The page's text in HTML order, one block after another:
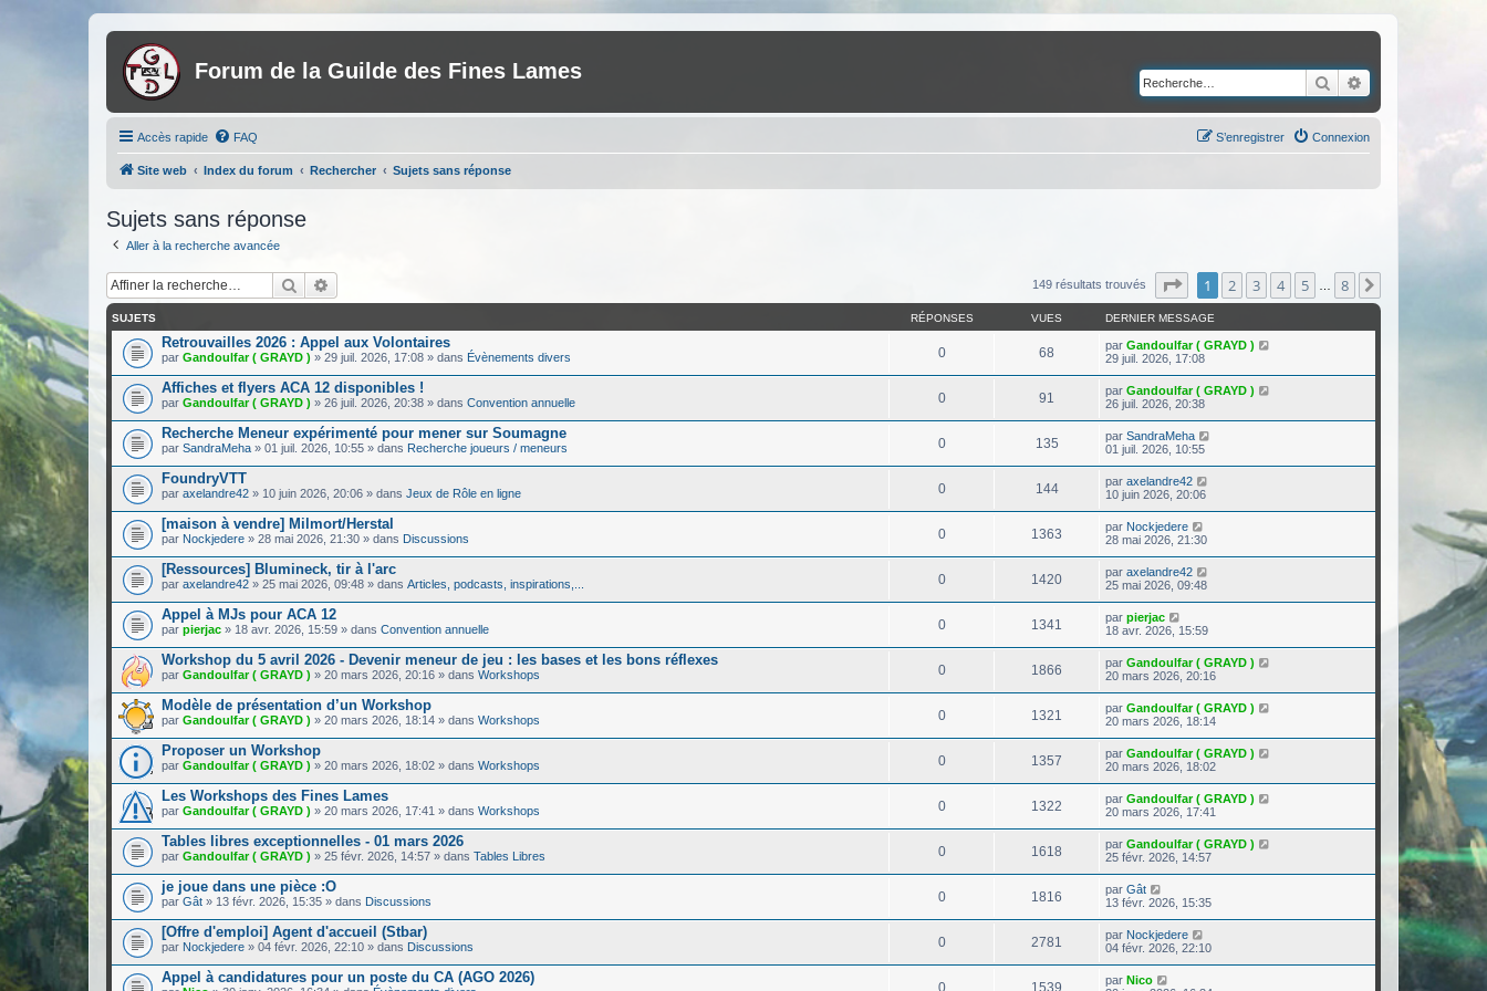
Forum de la Guilde des Fines Lames Rechercher
Accès rapide FAQ Connexion
S’enregistrer
Site web Index du forum Rechercher Sujets sans réponse
Sujets sans réponse
Aller à la recherche avancée
Rechercher 149 résultats trouvés Page sur 8
1 2 3 4 5 8
SUJETS RÉPONSES VUES DERNIER MESSAGE
Retrouvailles 2026 : Appel aux Volontaires
par Gandoulfar ( GRAYD ) » 29 juil. 2026, 17:08 » dans Évènements divers 0 68 par Gandoulfar ( GRAYD )
29 juil. 2026, 17:08
Affiches et flyers ACA 12 disponibles !
par Gandoulfar ( GRAYD ) » 26 juil. 2026, 20:38 » dans Convention annuelle 0 91 par Gandoulfar ( GRAYD )
26 juil. 2026, 20:38
Recherche Meneur expérimenté pour mener sur Soumagne
par SandraMeha » 01 juil. 2026, 10:55 » dans Recherche joueurs / meneurs 0 135 par SandraMeha
01 juil. 2026, 10:55
FoundryVTT
par axelandre42 » 10 juin 2026, 20:06 » dans Jeux de Rôle en ligne 0 144 par axelandre42
10 juin 2026, 20:06
[maison à vendre] Milmort/Herstal
par Nockjedere » 28 mai 2026, 21:30 » dans Discussions 0 1363 par Nockjedere
28 mai 2026, 21:30
[Ressources] Blumineck, tir à l'arc
par axelandre42 » 25 mai 2026, 09:48 » dans Articles, podcasts, inspirations,... 0 1420 par axelandre42
25 mai 2026, 09:48
Appel à MJs pour ACA 12
par pierjac » 18 avr. 2026, 15:59 » dans Convention annuelle 0 1341 par pierjac
18 avr. 2026, 15:59
Workshop du 5 avril 2026 - Devenir meneur de jeu : les bases et les bons réflexes
par Gandoulfar ( GRAYD ) » 20 mars 2026, 20:16 » dans Workshops 0 1866 par Gandoulfar ( GRAYD )
20 mars 2026, 20:16
Modèle de présentation d’un Workshop
par Gandoulfar ( GRAYD ) » 20 mars 2026, 18:14 » dans Workshops 0 1321 par Gandoulfar ( GRAYD )
20 mars 2026, 18:14
Proposer un Workshop
par Gandoulfar ( GRAYD ) » 20 mars 2026, 18:02 » dans Workshops 0 1357 par Gandoulfar ( GRAYD )
20 mars 2026, 18:02
Les Workshops des Fines Lames
par Gandoulfar ( GRAYD ) » 20 mars 2026, 17:41 » dans Workshops 0 1322 par Gandoulfar ( GRAYD )
20 mars 2026, 17:41
Tables libres exceptionnelles - 01 mars 2026
par Gandoulfar ( GRAYD ) » 25 févr. 2026, 14:57 » dans Tables Libres 0 1618 par Gandoulfar ( GRAYD )
25 févr. 2026, 14:57
je joue dans une pièce :O
par Gât » 13 févr. 2026, 15:35 » dans Discussions 0 1816 par Gât
13 févr. 2026, 15:35
[Offre d'emploi] Agent d'accueil (Stbar)
par Nockjedere » 04 févr. 2026, 22:10 » dans Discussions 0 2781 par Nockjedere
04 févr. 2026, 22:10
Appel à candidatures pour un poste du CA (AGO 2026)
0 1539 par Nico